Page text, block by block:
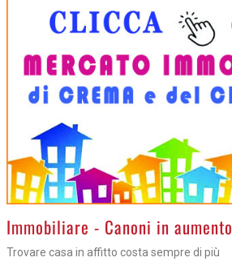
>Immobiliare - Canoni in aumento
Trovare casa in affitto costa sempre di più